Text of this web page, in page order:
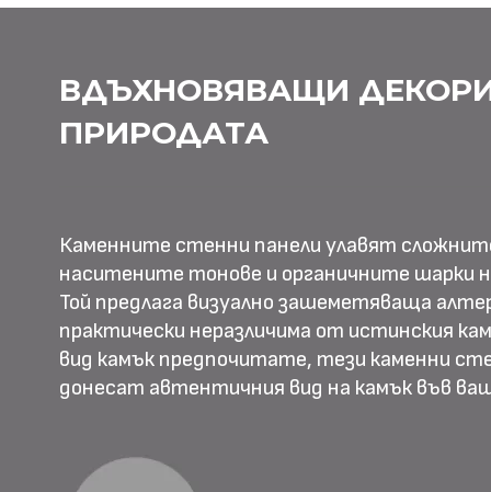
ВДЪХНОВЯВАЩИ
ПРИРОДАТА
Каменните стенни панели улавят
наситените тонове и органичните шарки
Той предлага визуално зашеметяваща
практически неразличима от истинския
вид камък предпочитате, тези каменни
донесат автентичния вид на камък във